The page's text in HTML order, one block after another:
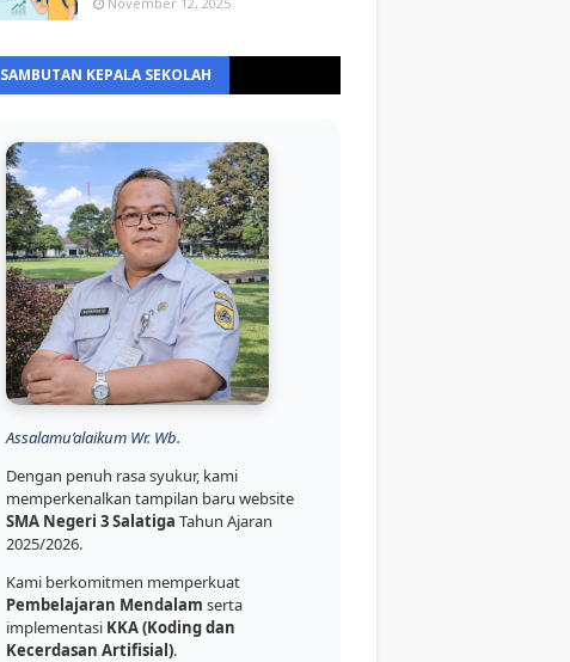
SAMBUTAN KEPALA SEKOLAH
Assalamu’alaikum Wr. Wb.
Dengan penuh rasa syukur, kami
memperkenalkan tampilan baru website
SMA Negeri 3 Salatiga Tahun Ajaran
2025/2026.
Kami berkomitmen memperkuat
Pembelajaran Mendalam serta
implementasi KKA (Koding dan
Kecerdasan Artifisial).